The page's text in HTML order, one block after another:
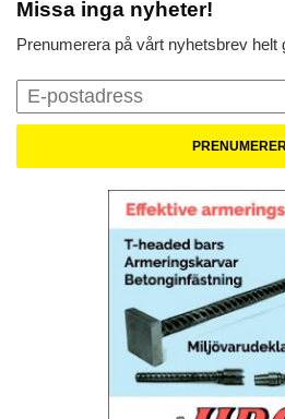
Missa inga nyheter!
Prenumerera på vårt nyhetsbrev helt